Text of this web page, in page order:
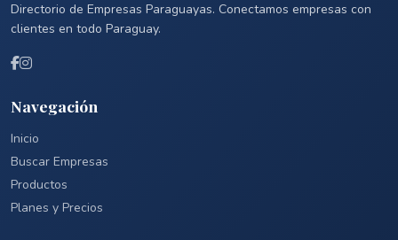
Directorio de Empresas Paraguayas. Conectamos empresas con
clientes en todo Paraguay.
Navegación
Inicio
Buscar Empresas
Productos
Planes y Precios